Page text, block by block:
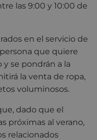
las 9:00 y 10:00 de
en el servicio de
que quiere
se pondrán a la
la venta de ropa,
voluminosos.
dado que el
próximas al verano,
relacionados